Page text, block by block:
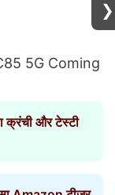
5G Coming
क्रंची और टेस्टी
❯